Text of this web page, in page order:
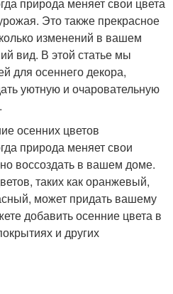
Это также прекрасное
изменений в вашем
вид. В этой статье мы
для осеннего декора,
уютную и очаровательную
осенних цветов
природа меняет свои
воссоздать в вашем доме.
таких как оранжевый,
может придать вашему
добавить осенние цвета в
и других